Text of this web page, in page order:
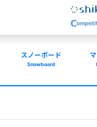
スノーボード
Snowboard